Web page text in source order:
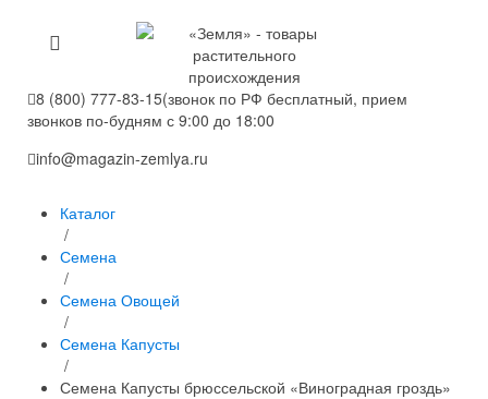
8 (800) 777-83-15(звонок по РФ бесплатный, прием
звонков по-будням с 9:00 до 18:00
info@magazin-zemlya.ru
Каталог
/
Семена
/
Семена Овощей
/
Семена Капусты
/
Семена Капусты брюссельской «Виноградная гроздь»